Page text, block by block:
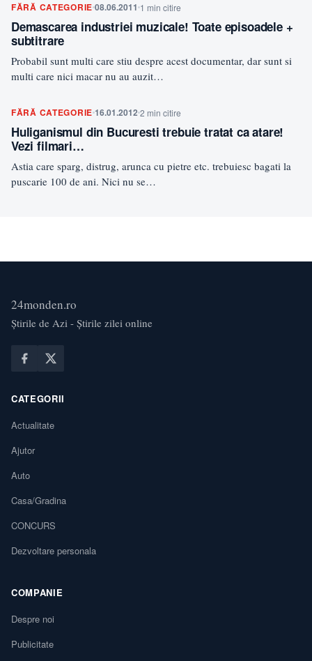
FĂRĂ CATEGORIE08.06.2011 1 min citire
Demascarea industriei muzicale! Toate episoadele +
subtitrare
Probabil sunt multi care stiu despre acest documentar, dar sunt si
multi care nici macar nu au auzit…
FĂRĂ CATEGORIE16.01.20122 min citire
Huliganismul din Bucuresti trebuie tratat ca atare!
Vezi filmari…
Astia care sparg, distrug, arunca cu pietre etc. trebuiesc bagati la
puscarie 100 de ani. Nici nu se…
24monden.ro
Știrile de Azi - Știrile zilei online
CATEGORII
Actualitate
Ajutor
Auto
Casa/Gradina
CONCURS
Dezvoltare personala
COMPANIE
Despre noi
Publicitate